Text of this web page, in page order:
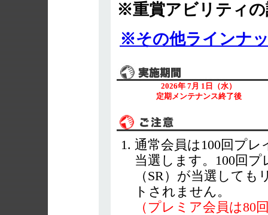
※重賞アビリティ
※その他ラインナ
2026年 7月 1日（水）
定期メンテナンス終了後
通常会員は100回プ
当選します。100回
（SR）が当選して
トされません。
（プレミア会員は80